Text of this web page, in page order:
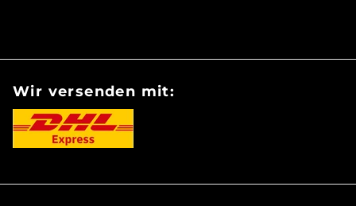
Wir versenden mit: